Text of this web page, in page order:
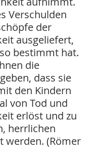
Verschulden
der
ausgeliefert,
bestimmt hat.
die
dass sie
den Kindern
von Tod und
erlöst und zu
herrlichen
werden. (Römer